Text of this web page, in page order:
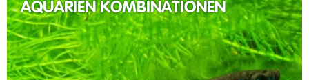
AQUARIEN KOMBINATIONEN